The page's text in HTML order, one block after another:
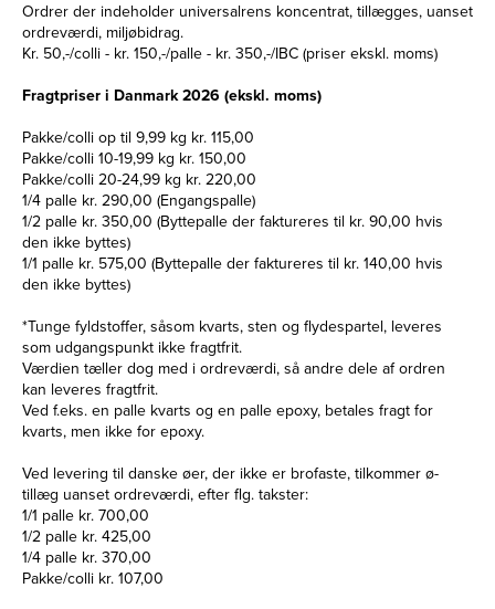
Ordrer der indeholder universalrens koncentrat, tillægges, uanset
ordreværdi, miljøbidrag.
Kr. 50,-/colli - kr. 150,-/palle - kr. 350,-/IBC (priser ekskl. moms)
Fragtpriser i Danmark 2026 (ekskl. moms)
Pakke/colli op til 9,99 kg kr. 115,00
Pakke/colli 10-19,99 kg kr. 150,00
Pakke/colli 20-24,99 kg kr. 220,00
1/4 palle kr. 290,00 (Engangspalle)
1/2 palle kr. 350,00 (Byttepalle der faktureres til kr. 90,00 hvis
den ikke byttes)
1/1 palle kr. 575,00 (Byttepalle der faktureres til kr. 140,00 hvis
den ikke byttes)
*Tunge fyldstoffer, såsom kvarts, sten og flydespartel, leveres
som udgangspunkt ikke fragtfrit.
Værdien tæller dog med i ordreværdi, så andre dele af ordren
kan leveres fragtfrit.
Ved f.eks. en palle kvarts og en palle epoxy, betales fragt for
kvarts, men ikke for epoxy.
Ved levering til danske øer, der ikke er brofaste, tilkommer ø-
tillæg uanset ordreværdi, efter flg. takster:
1/1 palle kr. 700,00
1/2 palle kr. 425,00
1/4 palle kr. 370,00
Pakke/colli kr. 107,00